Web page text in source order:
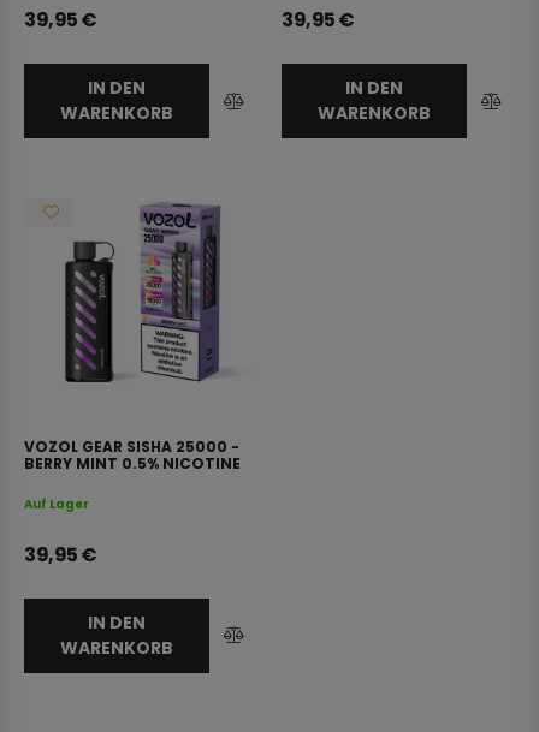
39,95€
IN DEN
WARENKORB
39,95€
IN DEN
WARENKORB
VOZOL GEAR SISHA 25000 -
BERRY MINT 0.5% NICOTINE
Auf Lager
39,95€
IN DEN
WARENKORB